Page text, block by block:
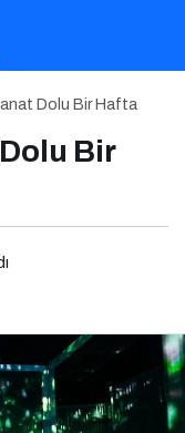
Dolu Bir Hafta
Bir